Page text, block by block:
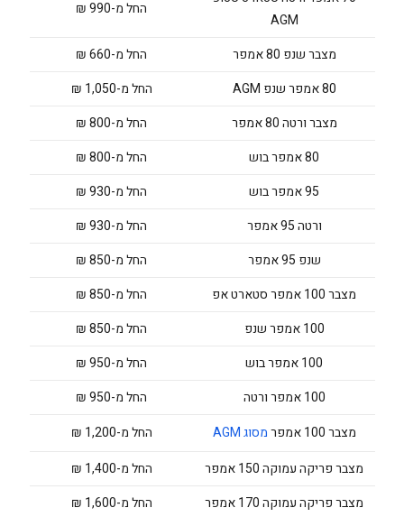
AGM
החל מ-990 ₪
מצבר שנפ 80 אמפר
החל מ-660 ₪
80 אמפר שנפ AGM
החל מ-1,050 ₪
מצבר ורטה 80 אמפר
החל מ-800 ₪
80 אמפר בוש
החל מ-800 ₪
95 אמפר בוש
החל מ-930 ₪
ורטה 95 אמפר
החל מ-930 ₪
שנפ 95 אמפר
החל מ-850 ₪
מצבר 100 אמפר סטארט אפ
החל מ-850 ₪
100 אמפר שנפ
החל מ-850 ₪
100 אמפר בוש
החל מ-950 ₪
100 אמפר ורטה
החל מ-950 ₪
מצבר 100 אמפר
מסוג AGM
החל מ-1,200 ₪
מצבר פריקה עמוקה 150 אמפר
החל מ-1,400 ₪
מצבר פריקה עמוקה 170 אמפר
החל מ-1,600 ₪